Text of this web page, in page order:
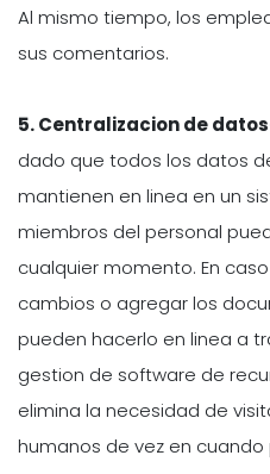
Al mismo tiempo, los
sus comentarios.
5.Centralizacion de
dado que todos los datos
mantienen en linea en un
miembros del personal
cualquier momento. En
cambios o agregar los
pueden hacerlo en linea a
gestion de software de
elimina la necesidad de
humanos de vez en cuando